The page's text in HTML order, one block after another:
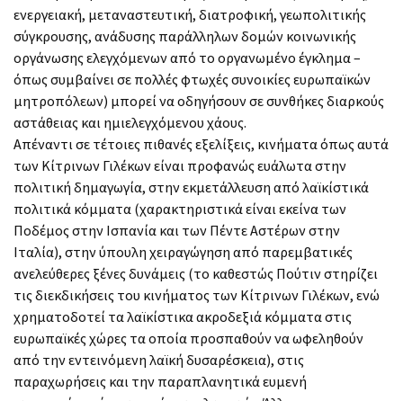
ενεργειακή, μεταναστευτική, διατροφική, γεωπολιτικής
σύγκρουσης, ανάδυσης παράλληλων δομών κοινωνικής
οργάνωσης ελεγχόμενων από το οργανωμένο έγκλημα –
όπως συμβαίνει σε πολλές φτωχές συνοικίες ευρωπαϊκών
μητροπόλεων) μπορεί να οδηγήσουν σε συνθήκες διαρκούς
αστάθειας και ημιελεγχόμενου χάους.
Απέναντι σε τέτοιες πιθανές εξελίξεις, κινήματα όπως αυτά
των Κίτρινων Γιλέκων είναι προφανώς ευάλωτα στην
πολιτική δημαγωγία, στην εκμετάλλευση από λαϊκίστικά
πολιτικά κόμματα (χαρακτηριστικά είναι εκείνα των
Ποδέμος στην Ισπανία και των Πέντε Αστέρων στην
Ιταλία), στην ύπουλη χειραγώγηση από παρεμβατικές
ανελεύθερες ξένες δυνάμεις (το καθεστώς Πούτιν στηρίζει
τις διεκδικήσεις του κινήματος των Κίτρινων Γιλέκων, ενώ
χρηματοδοτεί τα λαϊκίστικα ακροδεξιά κόμματα στις
ευρωπαϊκές χώρες τα οποία προσπαθούν να ωφεληθούν
από την εντεινόμενη λαϊκή δυσαρέσκεια), στις
παραχωρήσεις και την παραπλανητικά ευμενή